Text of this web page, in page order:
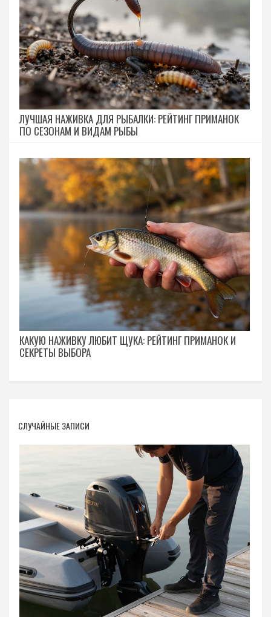
ЛУЧШАЯ НАЖИВКА ДЛЯ РЫБАЛКИ: РЕЙТИНГ ПРИМАНОК
ПО СЕЗОНАМ И ВИДАМ РЫБЫ
КАКУЮ НАЖИВКУ ЛЮБИТ ЩУКА: РЕЙТИНГ ПРИМАНОК И
СЕКРЕТЫ ВЫБОРА
СЛУЧАЙНЫЕ ЗАПИСИ